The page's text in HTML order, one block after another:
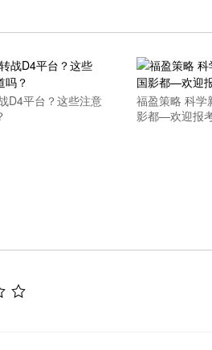
D4平台？这些注意
福盈策略 科学
影都—欢迎报